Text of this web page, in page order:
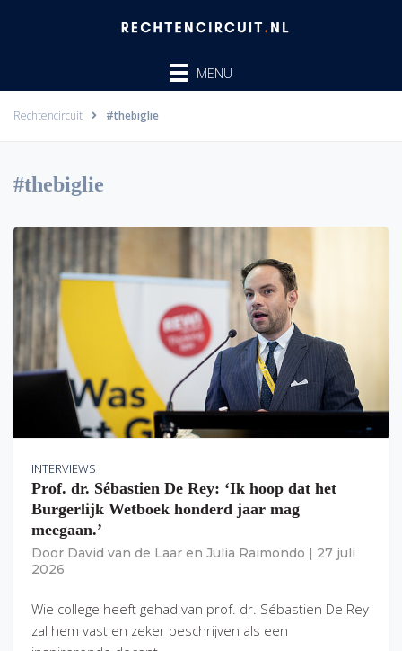
MENU
Rechtencircuit #thebiglie
#thebiglie
INTERVIEWS
Prof. dr. Sébastien De Rey: ‘Ik hoop dat het
Burgerlijk Wetboek honderd jaar mag
meegaan.’
Door David van de Laar en Julia Raimondo
27 juli
2026
Wie college heeft gehad van prof. dr. Sébastien De Rey
zal hem vast en zeker beschrijven als een